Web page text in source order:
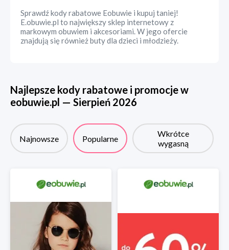
Sprawdź kody rabatowe Eobuwie i kupuj taniej!
E.obuwie.pl to największy sklep internetowy z
markowym obuwiem i akcesoriami. W jego ofercie
znajdują się również buty dla dzieci i młodzieży.
Najlepsze kody rabatowe i promocje w
eobuwie.pl — Sierpień 2026
Najnowsze Popularne
Wkrótce
wygasną